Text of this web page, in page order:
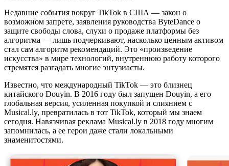
Недавние события вокруг TikTok в США — закон о
возможном запрете, заявления руководства ByteDance о
защите свободы слова, слухи о продаже платформы без
алгоритма — лишь подчеркивают, насколько ценным активом
стал сам алгоритм рекомендаций. Это «произведение
искусства» в мире технологий, внутреннюю работу которого
стремятся разгадать многие энтузиасты.
Известно, что международный TikTok — это близнец
китайского Douyin. В 2016 году был запущен Douyin, а его
глобальная версия, усиленная покупкой и слиянием с
Musical.ly, превратилась в тот TikTok, который мы знаем
сегодня. Навязчивая реклама Musical.ly в 2018 году многим
запомнилась, а ее герои даже стали локальными
знаменитостями.